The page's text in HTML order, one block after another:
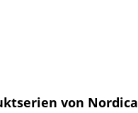
von Nordica